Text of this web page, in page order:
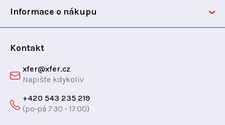
Informace o nákupu
Kontakt
xfer@xfer.cz
+420 543 235 219